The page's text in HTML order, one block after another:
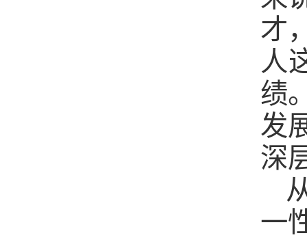
才
人
绩
发
深
一